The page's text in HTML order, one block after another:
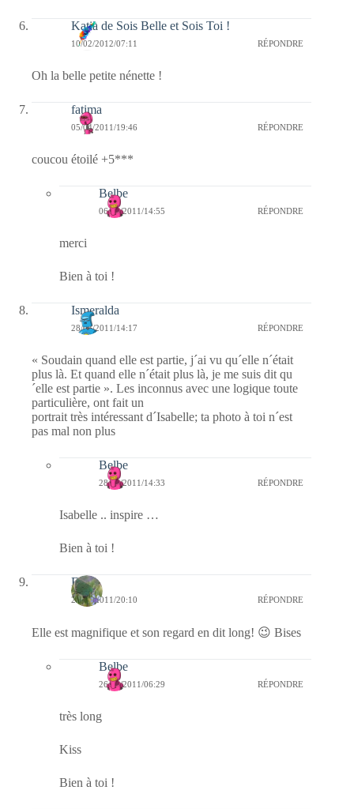
Katia de Sois Belle et Sois Toi !
10/02/2012/07:11 RÉPONDRE
Oh la belle petite nénette !
fatima
05/04/2011/19:46 RÉPONDRE
coucou étoilé +5***
Belbe
06/04/2011/14:55 RÉPONDRE
merci
Bien à toi !
Ismeralda
28/03/2011/14:17 RÉPONDRE
« Soudain quand elle est partie, j´ai vu qu´elle n´était
plus là. Et quand elle n´était plus là, je me suis dit qu
´elle est partie ». Les inconnus avec une logique toute
particulière, ont fait un
portrait très intéressant d´Isabelle; ta photo à toi n´est
pas mal non plus
Belbe
28/03/2011/14:33 RÉPONDRE
Isabelle .. inspire …
Bien à toi !
Elo
25/03/2011/20:10 RÉPONDRE
Elle est magnifique et son regard en dit long! 😉 Bises
Belbe
26/03/2011/06:29 RÉPONDRE
très long
Kiss
Bien à toi !